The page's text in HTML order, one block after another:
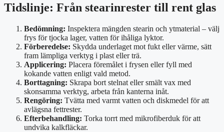
Tidslinje: Från stearinrester till rent glas
Bedömning: Inspektera mängden stearin och ytmaterial – välj
frys för tjocka lager, vatten för ihåliga lyktor.
Förberedelse: Skydda underlaget mot fukt eller värme, sätt
fram lämpliga verktyg i plast eller trä.
Applicering: Placera föremålet i frysen eller fyll med
kokande vatten enligt vald metod.
Borttagning: Skrapa bort stelnat eller smält vax med
skonsamma verktyg, arbeta från kanterna inåt.
Rengöring: Tvätta med varmt vatten och diskmedel för att
avlägsna fettrester.
Efterbehandling: Torka torrt med mikrofiberduk för att
undvika kalkfläckar.